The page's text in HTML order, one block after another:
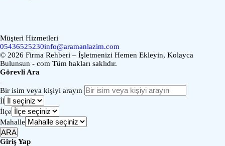
Müşteri Hizmetleri
05436525230info@aramanlazim.com
© 2026 Firma Rehberi – İşletmenizi Hemen Ekleyin, Kolayca
Bulunsun - com Tüm hakları saklıdır.
Görevli Ara
Bir isim veya kişiyi arayın
İl
İlçe
Mahalle
ARA
Giriş Yap